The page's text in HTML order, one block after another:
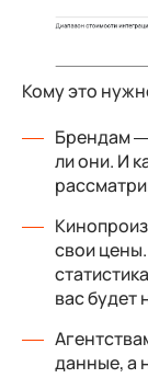
Кому это
Брендам
ли они. И
свои
вас будет
данные, а